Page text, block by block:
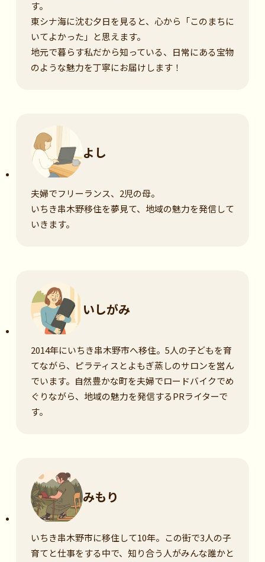
す。
東シナ海に沈む夕日を見ると、心から「このまちに
いてよかった」と思えます。
地元で暮らす私だから知っている、日常にある宝物
のような魅力を丁寧にお届けします！
よし
夫婦でフリーランス、2児の母。
いちき串木野移住を夢見て、地域の魅力を発信して
いきます。
いしがみ
2014年にいちき串木野市へ移住。5人の子どもを育
てながら、ピラティスとよもぎ蒸しのサロンを営ん
でいます。自然豊かな町を夫婦でロードバイクでめ
ぐりながら、地域の魅力を発信するPRライターで
す。
みもり
いちき串木野市に移住して10年。この街で3人の子
育てと仕事をする中で、知り合う人がみんな誰かと